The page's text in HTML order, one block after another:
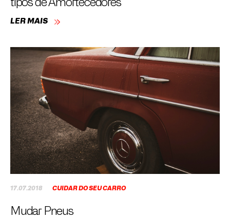
tipos de Amortecedores
LER MAIS
17.07.2018 CUIDAR DO SEU CARRO
Mudar Pneus